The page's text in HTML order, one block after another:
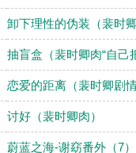
卸下理性的伪装（裴时卿
抽盲盒（裴时卿肉“自己
恋爱的距离（裴时卿剧情
讨好（裴时卿肉）
蔚蓝之海-谢窈番外（7）